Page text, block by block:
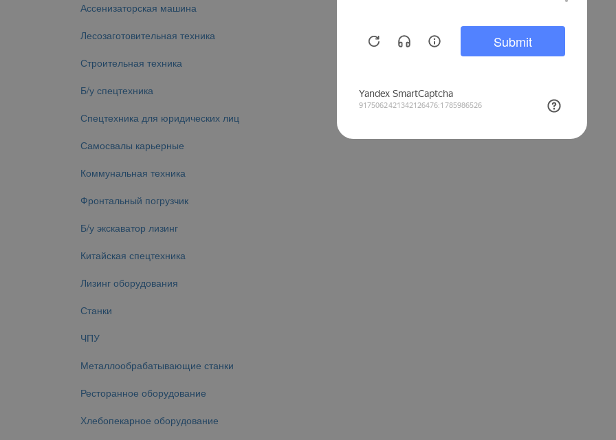
Ассенизаторская машина
Лесозаготовительная техника
Строительная техника
Б/у спецтехника
Спецтехника для юридических лиц
Самосвалы карьерные
Коммунальная техника
Фронтальный погрузчик
Б/у экскаватор лизинг
Китайская спецтехника
Лизинг оборудования
Станки
ЧПУ
Металлообрабатывающие станки
Ресторанное оборудование
Хлебопекарное оборудование